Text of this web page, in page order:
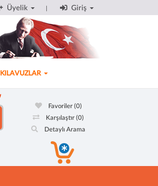
Üyelik Giriş
KILAVUZLAR
Favoriler (0)
Karşılaştır (0)
Detaylı Arama